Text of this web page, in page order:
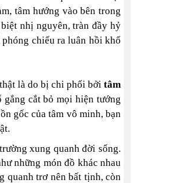
tâm hướng vào bên trong
nhị nguyên, tràn đầy hỷ
chiếu ra luân hồi khổ
là do bị chi phối bởi tâm
cắt bỏ mọi hiện tướng
gốc của tâm vô minh, bạn
xung quanh đời sống.
những món đồ khác nhau
quanh trơ nên bất tịnh, còn